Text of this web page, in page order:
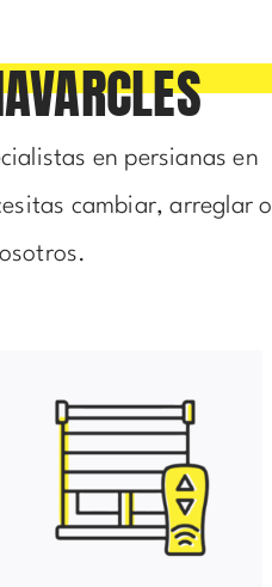
en persianas en
cambiar, arreglar o